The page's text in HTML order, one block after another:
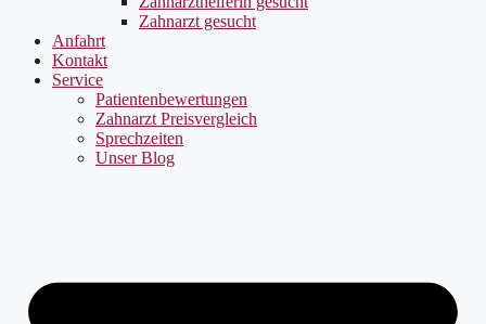
Zahnarzt gesucht
Anfahrt
Kontakt
Service
Patientenbewertungen
Zahnarzt Preisvergleich
Sprechzeiten
Unser Blog